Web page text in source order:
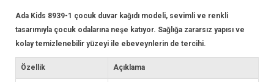
Ada Kids 8939-1 çocuk duvar kağıdı modeli, sevimli ve renkli
tasarımıyla çocuk odalarına neşe katıyor. Sağlığa zararsız yapısı ve
kolay temizlenebilir yüzeyi ile ebeveynlerin de tercihi.
Özellik Açıklama